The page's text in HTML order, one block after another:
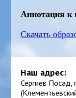
Аннотация к
Скачать
Наш адрес:
Сергиев Посад,